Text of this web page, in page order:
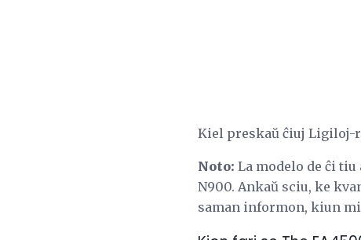
Kiel preskaŭ ĉiuj Ligiloj-
Noto: La modelo de ĉi
N900. Ankaŭ sciu, ke
saman informon, kiun